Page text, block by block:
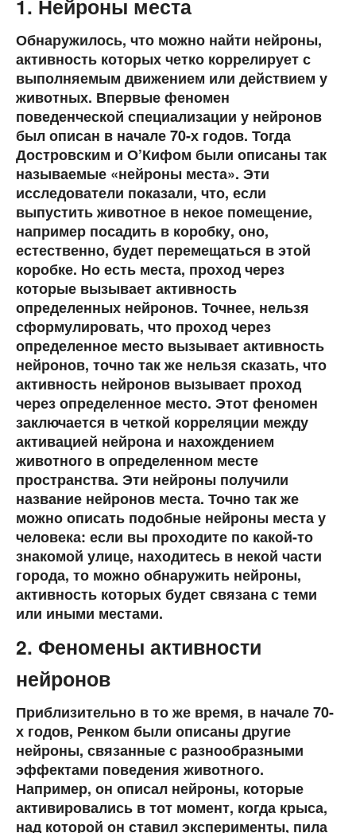
1. Нейроны места
Обнаружилось, что можно найти нейроны,
активность которых четко коррелирует с
выполняемым движением или действием у
животных. Впервые феномен
поведенческой специализации у нейронов
был описан в начале 70-х годов. Тогда
Достровским и О’Кифом были описаны так
называемые «нейроны места». Эти
исследователи показали, что, если
выпустить животное в некое помещение,
например посадить в коробку, оно,
естественно, будет перемещаться в этой
коробке. Но есть места, проход через
которые вызывает активность
определенных нейронов. Точнее, нельзя
сформулировать, что проход через
определенное место вызывает активность
нейронов, точно так же нельзя сказать, что
активность нейронов вызывает проход
через определенное место. Этот феномен
заключается в четкой корреляции между
активацией нейрона и нахождением
животного в определенном месте
пространства. Эти нейроны получили
название нейронов места. Точно так же
можно описать подобные нейроны места у
человека: если вы проходите по какой-то
знакомой улице, находитесь в некой части
города, то можно обнаружить нейроны,
активность которых будет связана с теми
или иными местами.
2. Феномены активности
нейронов
Приблизительно в то же время, в начале 70-
х годов, Ренком были описаны другие
нейроны, связанные с разнообразными
эффектами поведения животного.
Например, он описал нейроны, которые
активировались в тот момент, когда крыса,
над которой он ставил эксперименты, пила